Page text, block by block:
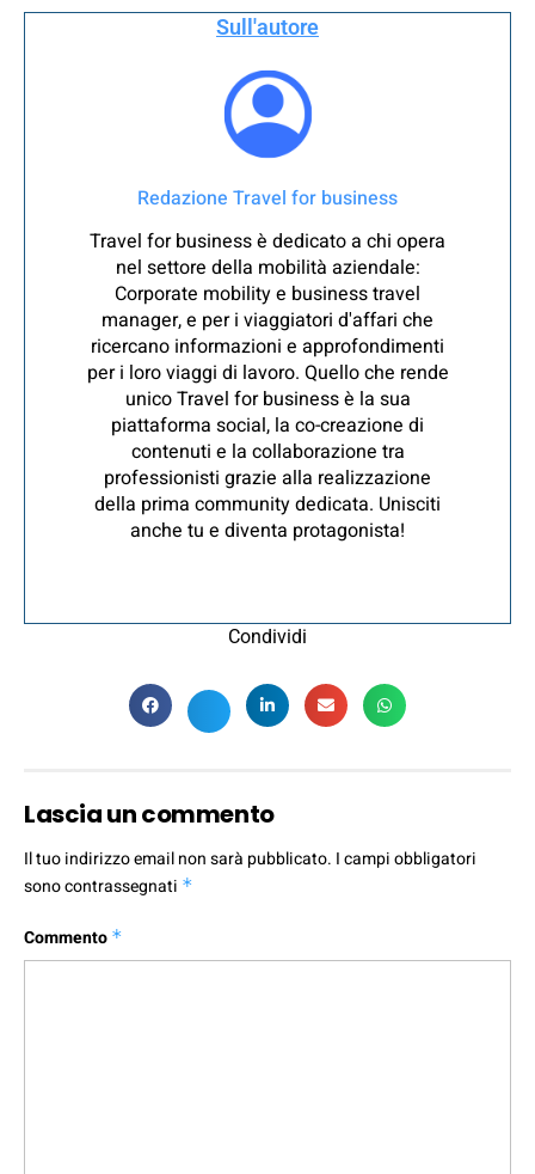
Sull'autore
Redazione Travel for business
Travel for business è dedicato a chi opera
nel settore della mobilità aziendale:
Corporate mobility e business travel
manager, e per i viaggiatori d'affari che
ricercano informazioni e approfondimenti
per i loro viaggi di lavoro. Quello che rende
unico Travel for business è la sua
piattaforma social, la co-creazione di
contenuti e la collaborazione tra
professionisti grazie alla realizzazione
della prima community dedicata. Unisciti
anche tu e diventa protagonista!
Condividi
Lascia un commento
Il tuo indirizzo email non sarà pubblicato. I campi obbligatori
sono contrassegnati *
Commento *